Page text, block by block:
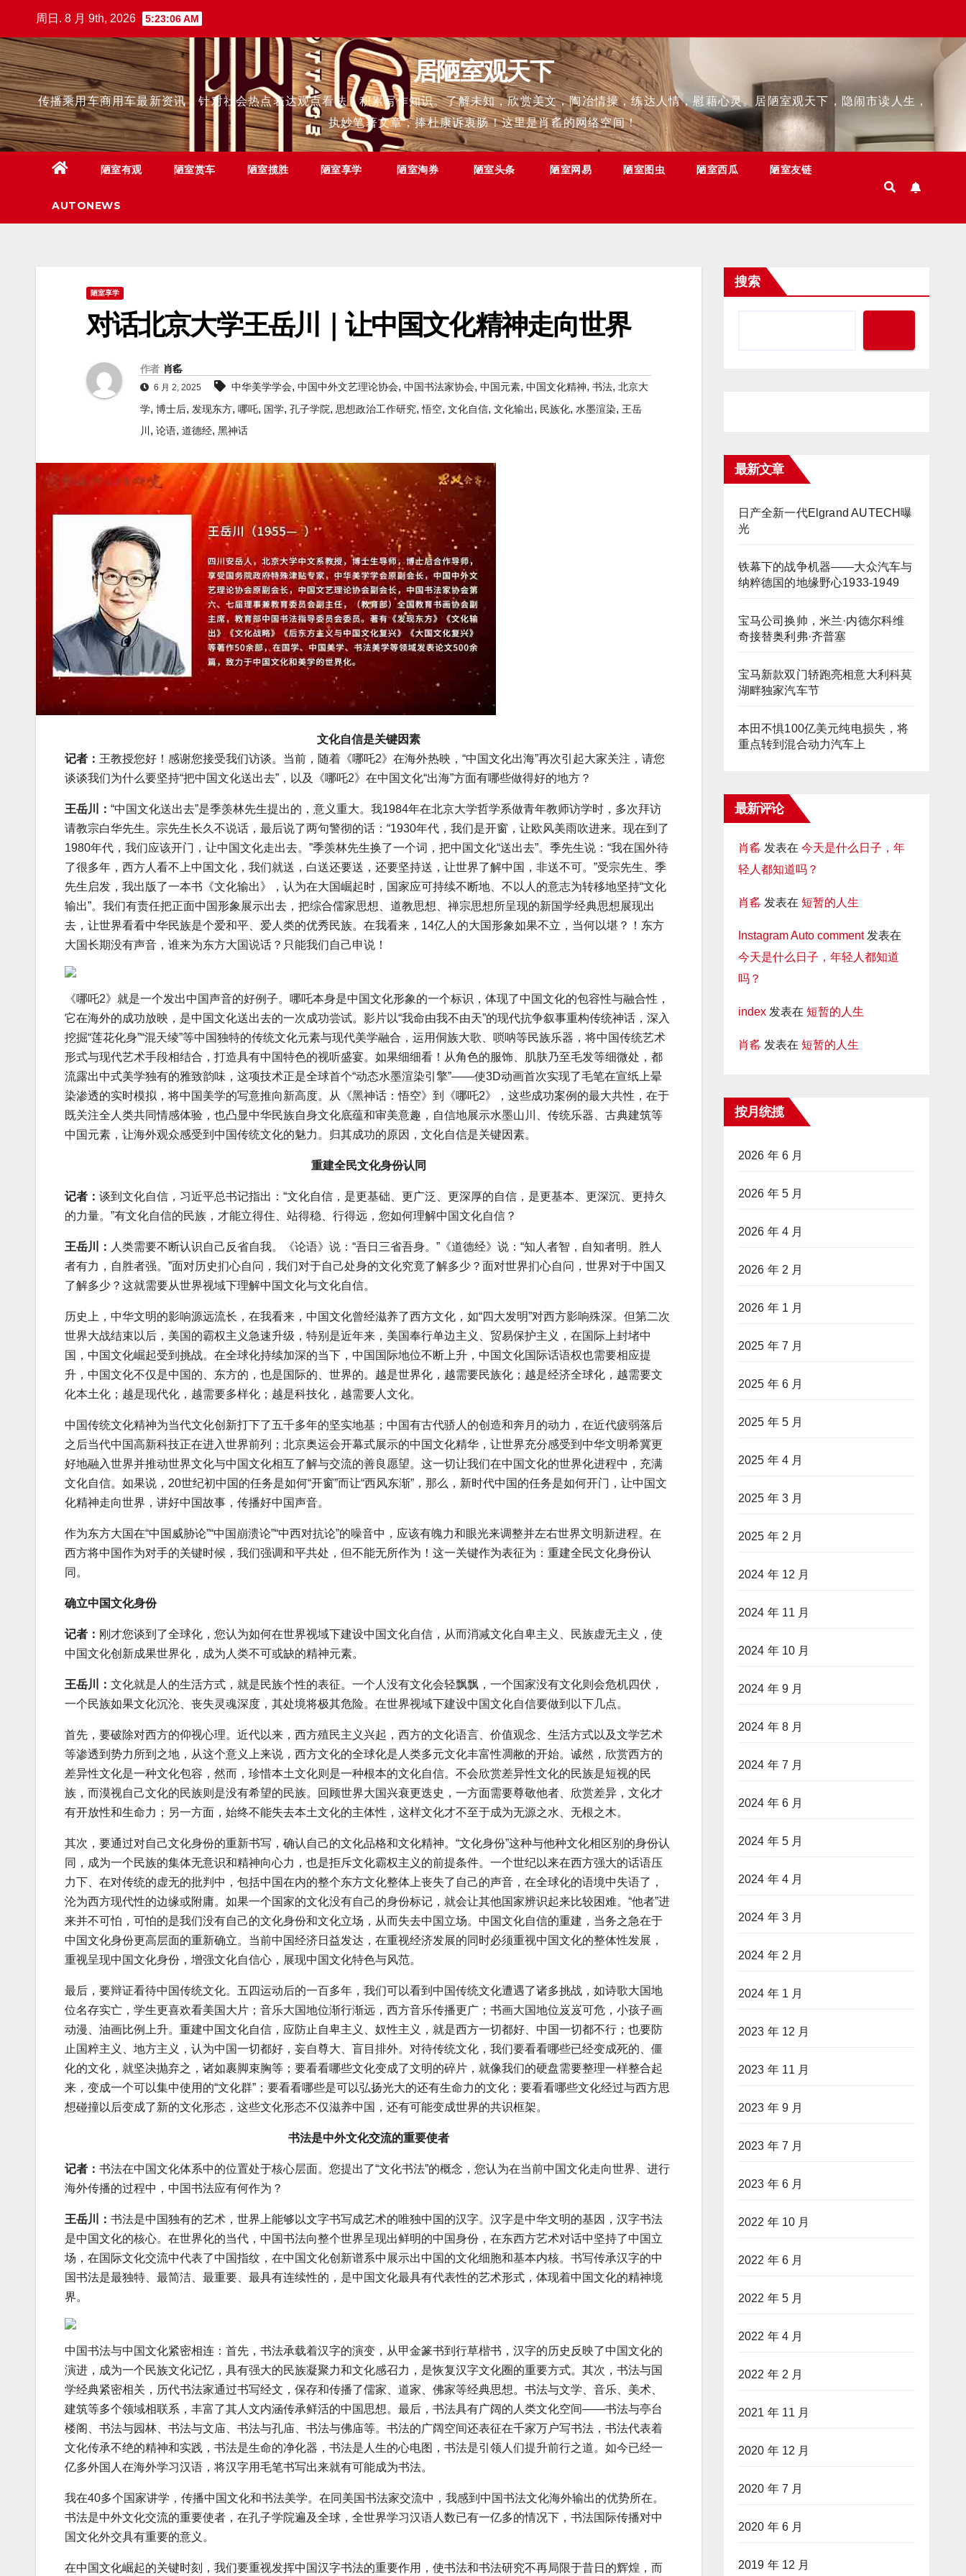
内
容
周日. 8 月 9th, 2026 5:23:08 AM
居陋室观天下
传播乘用车商用车最新资讯，针对社会热点表达观点看法，积累写作知识。了解未知，欣赏美文，陶冶情操，练达人情，慰藉心灵。居陋室观天下，隐闹市读人生，
执妙笔著文章，捧杜康诉衷肠！这里是肖䍃的网络空间！
陋室有观 陋室赏车 陋室揽胜 陋室享学 陋室淘券 陋室头条 陋室网易 陋室图虫 陋室西瓜 陋室友链
AUTONEWS
陋室享学
对话北京大学王岳川｜让中国文化精神走向世界
作者 肖䍃
6 月 2, 2025 中华美学学会, 中国中外文艺理论协会, 中国书法家协会, 中国元素, 中国文化精神, 书法, 北京大
学, 博士后, 发现东方, 哪吒, 国学, 孔子学院, 思想政治工作研究,悟空, 文化自信, 文化输出, 民族化, 水墨渲染, 王岳
川 , 论语, 道德经, 黑神话
文化自信是关键因素
记者： 王教授您好！感谢您接受我们访谈。当前，随着《哪吒2》在海外热映，“中国文化出海”再次引起大家关注，请您
谈谈我们为什么要坚持“把中国文化送出去”，以及《哪吒2》在中国文化“出海”方面有哪些做得好的地方？
王岳川： “中国文化送出去”是季羡林先生提出的，意义重大。我1984年在北京大学哲学系做青年教师访学时，多次拜访
请教宗白华先生。宗先生长久不说话，最后说了两句警彻的话：“1930年代，我们是开窗，让欧风美雨吹进来。现在到了
1980年代，我们应该开门，让中国文化走出去。”季羡林先生换了一个词，把中国文化“送出去”。季先生说：“我在国外待
了很多年，西方人看不上中国文化，我们就送，白送还要送，还要坚持送，让世界了解中国，非送不可。”受宗先生、季
先生启发，我出版了一本书《文化输出》，认为在大国崛起时，国家应可持续不断地、不以人的意志为转移地坚持“文化
输出”。我们有责任把正面中国形象展示出去，把综合儒家思想、道教思想、禅宗思想所呈现的新国学经典思想展现出
去，让世界看看中华民族是个爱和平、爱人类的优秀民族。在我看来，14亿人的大国形象如果不立，当何以堪？！东方
大国长期没有声音，谁来为东方大国说话？只能我们自己申说！
《哪吒2》就是一个发出中国声音的好例子。哪吒本身是中国文化形象的一个标识，体现了中国文化的包容性与融合性，
它在海外的成功放映，是中国文化送出去的一次成功尝试。影片以“我命由我不由天”的现代抗争叙事重构传统神话，深入
挖掘“莲花化身”“混天绫”等中国独特的传统文化元素与现代美学融合，运用侗族大歌、唢呐等民族乐器，将中国传统艺术
形式与现代艺术手段相结合，打造具有中国特色的视听盛宴。如果细细看！从角色的服饰、肌肤乃至毛发等细微处，都
流露出中式美学独有的雅致韵味，这项技术正是全球首个“动态水墨渲染引擎”——使3D动画首次实现了毛笔在宣纸上晕
染渗透的实时模拟，将中国美学的写意推向新高度。从《黑神话：悟空》到《哪吒2》，这些成功案例的最大共性，在于
既关注全人类共同情感体验，也凸显中华民族自身文化底蕴和审美意趣，自信地展示水墨山川、传统乐器、古典建筑等
中国元素，让海外观众感受到中国传统文化的魅力。归其成功的原因，文化自信是关键因素。
重建全民文化身份认同
记者： 谈到文化自信，习近平总书记指出：“文化自信，是更基础、更广泛、更深厚的自信，是更基本、更深沉、更持久
的力量。”有文化自信的民族，才能立得住、站得稳、行得远，您如何理解中国文化自信？
王岳川： 人类需要不断认识自己反省自我。《论语》说：“吾日三省吾身。”《道德经》说：“知人者智，自知者明。胜人
者有力，自胜者强。”面对历史扪心自问，我们对于自己处身的文化究竟了解多少？面对世界扪心自问，世界对于中国又
了解多少？这就需要从世界视域下理解中国文化与文化自信。
历史上，中华文明的影响源远流长，在我看来，中国文化曾经滋养了西方文化，如“四大发明”对西方影响殊深。但第二次
世界大战结束以后，美国的霸权主义急速升级，特别是近年来，美国奉行单边主义、贸易保护主义，在国际上封堵中
国，中国文化崛起受到挑战。在全球化持续加深的当下，中国国际地位不断上升，中国文化国际话语权也需要相应提
升，中国文化不仅是中国的、东方的，也是国际的、世界的。越是世界化，越需要民族化；越是经济全球化，越需要文
化本土化；越是现代化，越需要多样化；越是科技化，越需要人文化。
中国传统文化精神为当代文化创新打下了五千多年的坚实地基；中国有古代骄人的创造和奔月的动力，在近代疲弱落后
之后当代中国高新科技正在进入世界前列；北京奥运会开幕式展示的中国文化精华，让世界充分感受到中华文明希冀更
好地融入世界并推动世界文化与中国文化相互了解与交流的善良愿望。这一切让我们在中国文化的世界化进程中，充满
文化自信。如果说，20世纪初中国的任务是如何“开窗”而让“西风东渐”，那么，新时代中国的任务是如何开门，让中国文
化精神走向世界，讲好中国故事，传播好中国声音。
作为东方大国在“中国威胁论”“中国崩溃论”“中西对抗论”的噪音中，应该有魄力和眼光来调整并左右世界文明新进程。在
西方将中国作为对手的关键时候，我们强调和平共处，但不能无所作为！这一关键作为表征为：重建全民文化身份认
同。
确立中国文化身份
记者： 刚才您谈到了全球化，您认为如何在世界视域下建设中国文化自信，从而消减文化自卑主义、民族虚无主义，使
中国文化创新成果世界化，成为人类不可或缺的精神元素。
王岳川： 文化就是人的生活方式，就是民族个性的表征。一个人没有文化会轻飘飘，一个国家没有文化则会危机四伏，
一个民族如果文化沉沦、丧失灵魂深度，其处境将极其危险。在世界视域下建设中国文化自信要做到以下几点。
首先，要破除对西方的仰视心理。近代以来，西方殖民主义兴起，西方的文化语言、价值观念、生活方式以及文学艺术
等渗透到势力所到之地，从这个意义上来说，西方文化的全球化是人类多元文化丰富性凋敝的开始。诚然，欣赏西方的
差异性文化是一种文化包容，然而，珍惜本土文化则是一种根本的文化自信。不会欣赏差异性文化的民族是短视的民
族，而漠视自己文化的民族则是没有希望的民族。回顾世界大国兴衰更迭史，一方面需要尊敬他者、欣赏差异，文化才
有开放性和生命力；另一方面，始终不能失去本土文化的主体性，这样文化才不至于成为无源之水、无根之木。
其次，要通过对自己文化身份的重新书写，确认自己的文化品格和文化精神。“文化身份”这种与他种文化相区别的身份认
同，成为一个民族的集体无意识和精神向心力，也是拒斥文化霸权主义的前提条件。一个世纪以来在西方强大的话语压
力下、在对传统的虚无的批判中，包括中国在内的整个东方文化整体上丧失了自己的声音，在全球化的语境中失语了，
沦为西方现代性的边缘或附庸。如果一个国家的文化没有自己的身份标记，就会让其他国家辨识起来比较困难。“他者”进
来并不可怕，可怕的是我们没有自己的文化身份和文化立场，从而失去中国立场。中国文化自信的重建，当务之急在于
中国文化身份更高层面的重新确立。当前中国经济日益发达，在重视经济发展的同时必须重视中国文化的整体性发展，
重视呈现中国文化身份，增强文化自信心，展现中国文化特色与风范。
最后，要辩证看待中国传统文化。五四运动后的一百多年，我们可以看到中国传统文化遭遇了诸多挑战，如诗歌大国地
位名存实亡，学生更喜欢看美国大片；音乐大国地位渐行渐远，西方音乐传播更广；书画大国地位岌岌可危，小孩子画
动漫、油画比例上升。重建中国文化自信，应防止自卑主义、奴性主义，就是西方一切都好、中国一切都不行；也要防
止国粹主义、地方主义，认为中国一切都好，妄自尊大、盲目排外。对待传统文化，我们要看看哪些已经变成死的、僵
化的文化，就坚决抛弃之，诸如裹脚束胸等；要看看哪些文化变成了文明的碎片，就像我们的硬盘需要整理一样整合起
来，变成一个可以集中使用的“文化群”；要看看哪些是可以弘扬光大的还有生命力的文化；要看看哪些文化经过与西方思
想碰撞以后变成了新的文化形态，这些文化形态不仅滋养中国，还有可能变成世界的共识框架。
书法是中外文化交流的重要使者
记者： 书法在中国文化体系中的位置处于核心层面。您提出了“文化书法”的概念，您认为在当前中国文化走向世界、进行
海外传播的过程中，中国书法应有何作为？
王岳川： 书法是中国独有的艺术，世界上能够以文字书写成艺术的唯独中国的汉字。汉字是中华文明的基因，汉字书法
是中国文化的核心。在世界化的当代，中国书法向整个世界呈现出鲜明的中国身份，在东西方艺术对话中坚持了中国立
场，在国际文化交流中代表了中国指纹，在中国文化创新谱系中展示出中国的文化细胞和基本内核。书写传承汉字的中
国书法是最独特、最简洁、最重要、最具有连续性的，是中国文化最具有代表性的艺术形式，体现着中国文化的精神境
界。
中国书法与中国文化紧密相连：首先，书法承载着汉字的演变，从甲金篆书到行草楷书，汉字的历史反映了中国文化的
演进，成为一个民族文化记忆，具有强大的民族凝聚力和文化感召力，是恢复汉字文化圈的重要方式。其次，书法与国
学经典紧密相关，历代书法家通过书写经文，保存和传播了儒家、道家、佛家等经典思想。书法与文学、音乐、美术、
建筑等多个领域相联系，丰富了其人文内涵传承鲜活的中国思想。最后，书法具有广阔的人类文化空间——书法与亭台
楼阁、书法与园林、书法与文庙、书法与孔庙、书法与佛庙等。书法的广阔空间还表征在千家万户写书法，书法代表着
文化传承不绝的精神和实践，书法是生命的净化器，书法是人生的心电图，书法是引领人们提升前行之道。如今已经一
亿多外国人在海外学习汉语，将汉字用毛笔书写出来就有可能成为书法。
我在40多个国家讲学，传播中国文化和书法美学。在同美国书法家交流中，我感到中国书法文化海外输出的优势所在。
书法是中外文化交流的重要使者，在孔子学院遍及全球，全世界学习汉语人数已有一亿多的情况下，书法国际传播对中
国文化外交具有重要的意义。
在中国文化崛起的关键时刻，我们要重视发挥中国汉字书法的重要作用，使书法和书法研究不再局限于昔日的辉煌，而
搜索
最新文章
日产全新一代Elgrand AUTECH曝
光
铁幕下的战争机器——大众汽车与
纳粹德国的地缘野心1933-1949
宝马公司换帅，米兰·内德尔科维
奇接替奥利弗·齐普塞
宝马新款双门轿跑亮相意大利科莫
湖畔独家汽车节
本田不惧100亿美元纯电损失，将
重点转到混合动力汽车上
最新评论
肖䍃发表在 今天是什么日子，年
轻人都知道吗？
肖䍃发表在 短暂的人生
Instagram Auto comment发表在
今天是什么日子，年轻人都知道
吗？
index发表在 短暂的人生
肖䍃发表在 短暂的人生
按月统揽
2026 年 6 月
2026 年 5 月
2026 年 4 月
2026 年 2 月
2026 年 1 月
2025 年 7 月
2025 年 6 月
2025 年 5 月
2025 年 4 月
2025 年 3 月
2025 年 2 月
2024 年 12 月
2024 年 11 月
2024 年 10 月
2024 年 9 月
2024 年 8 月
2024 年 7 月
2024 年 6 月
2024 年 5 月
2024 年 4 月
2024 年 3 月
2024 年 2 月
2024 年 1 月
2023 年 12 月
2023 年 11 月
2023 年 9 月
2023 年 7 月
2023 年 6 月
2022 年 10 月
2022 年 6 月
2022 年 5 月
2022 年 4 月
2022 年 2 月
2021 年 11 月
2020 年 12 月
2020 年 7 月
2020 年 6 月
2019 年 12 月